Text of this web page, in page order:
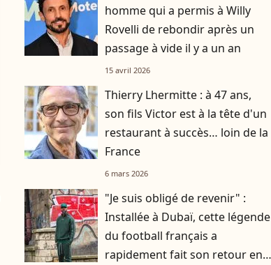
homme qui a permis à Willy
Rovelli de rebondir après un
passage à vide il y a un an
15 avril 2026
Thierry Lhermitte : à 47 ans,
son fils Victor est à la tête d'un
restaurant à succès… loin de la
France
6 mars 2026
"Je suis obligé de revenir" :
Installée à Dubaï, cette légende
du football français a
rapidement fait son retour en